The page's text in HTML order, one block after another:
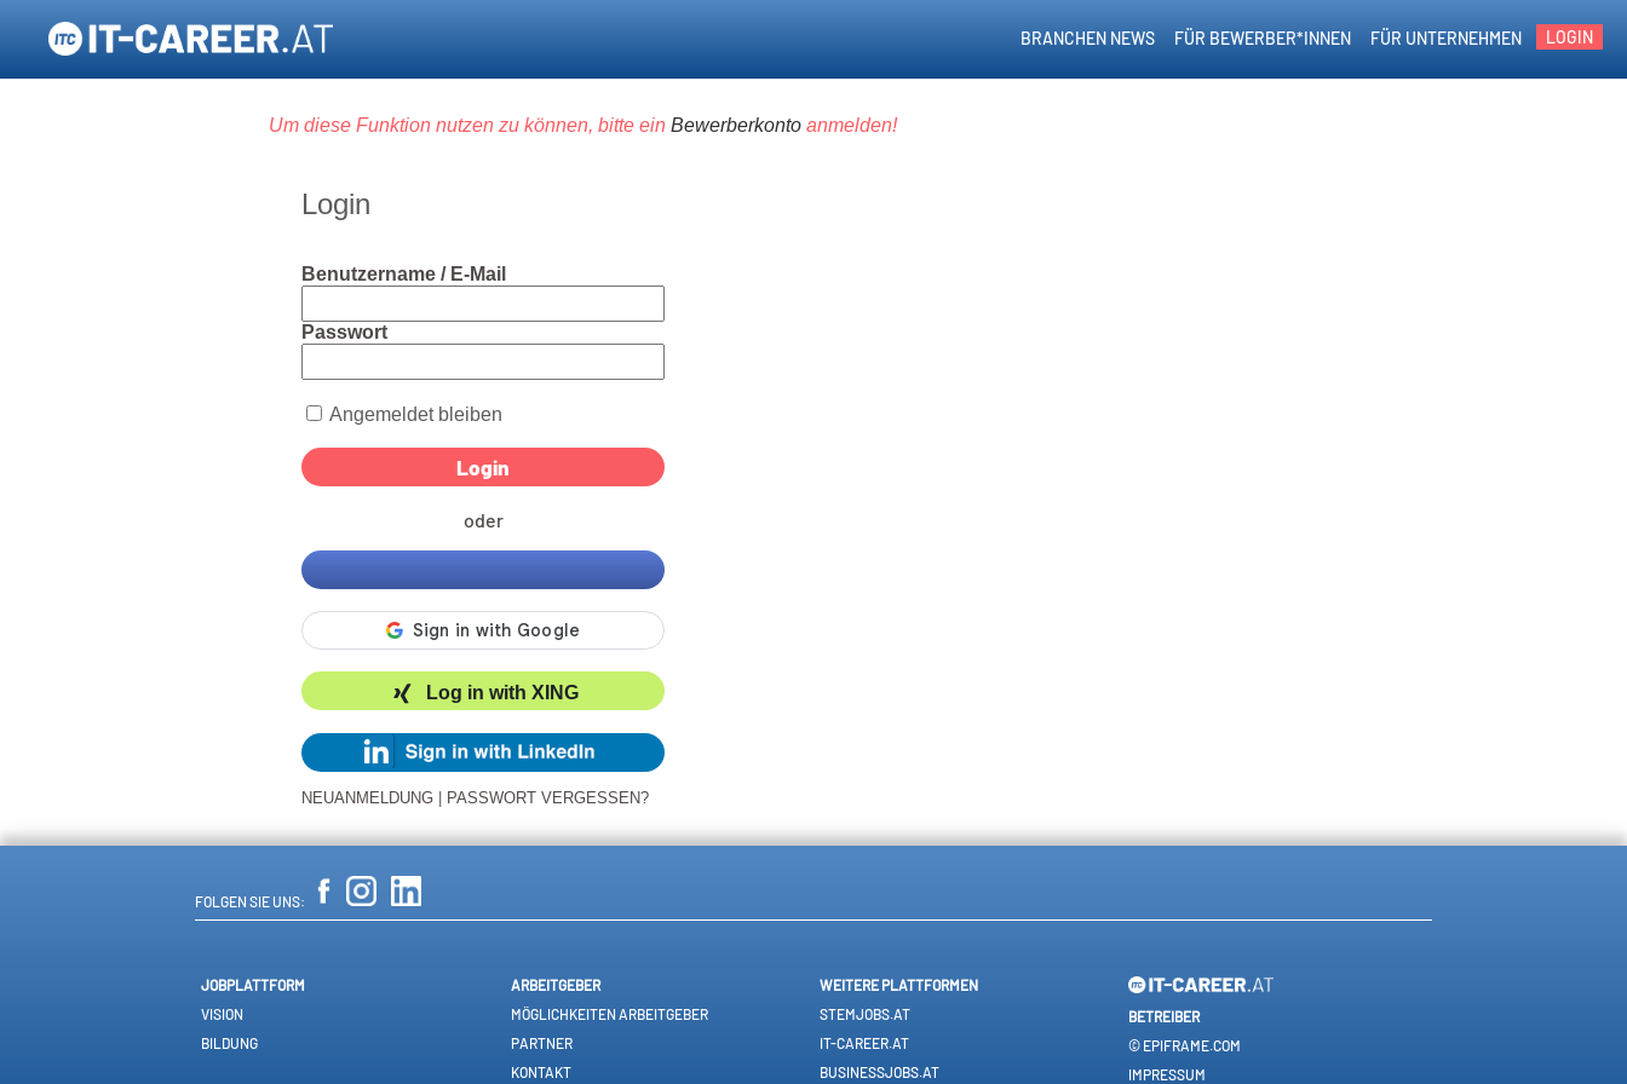
LOGIN
FÜR UNTERNEHMEN
FÜR BEWERBER*INNEN
BRANCHEN NEWS
Um diese Funktion nutzen zu können, bitte ein Bewerberkonto anmelden!
Login
Benutzername / E-Mail
Passwort
Angemeldet bleiben
oder
Log in with XING
NEUANMELDUNG PASSWORT VERGESSEN?
FOLGEN SIE UNS:
JOBPLATTFORM
VISION
BILDUNG
ARBEITGEBER
MÖGLICHKEITEN ARBEITGEBER
PARTNER
KONTAKT
WEITERE PLATTFORMEN
STEMJOBS.AT
IT-CAREER.AT
BUSINESSJOBS.AT
BETREIBER
© EPIFRAME.COM
IMPRESSUM